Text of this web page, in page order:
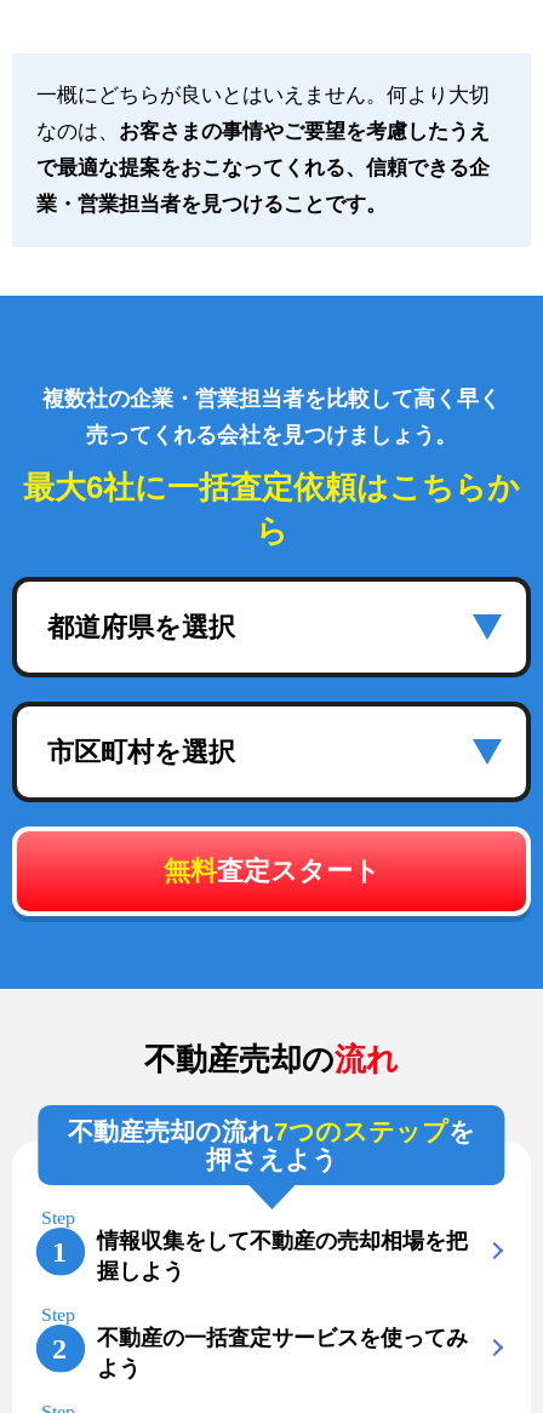
一概にどちらが良いとはいえません。何より大切
なのは、 お客さまの事情やご要望を考慮したうえ
で最適な提案をおこなってくれる、信頼できる企
業・営業担当者を見つけることです。
複数社の企業・営業担当者を比較して高く早く
売ってくれる会社を見つけましょう。
最大6社に一括査定依頼はこちらか
ら
都道府県を選択
市区町村を選択
無料査定スタート
不動産売却の流れ
不動産売却の流れ7つのステップを
押さえよう
情報収集をして不動産の売却相場を把
握しよう
不動産の一括査定サービスを使ってみ
よう